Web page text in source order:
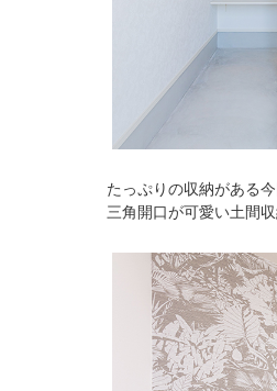
たっぷりの収納がある今
三角開口が可愛い土間